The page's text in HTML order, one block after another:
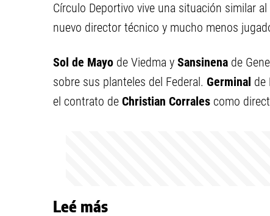
Círculo Deportivo vive una situación similar
nuevo director técnico y mucho menos
Sol de Mayo de Viedma y Sansinena de
sobre sus planteles del Federal. Germinal de
el contrato de Christian Corrales como
Leé más